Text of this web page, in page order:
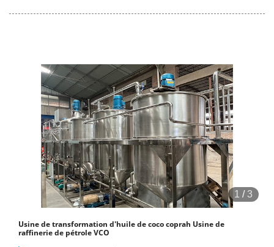
des solutions de projets clé en main pour une usine complète de
production d'huile de noix de coco.
1 /3
Usine de transformation d'huile de coco coprah Usine de
raffinerie de pétrole VCO